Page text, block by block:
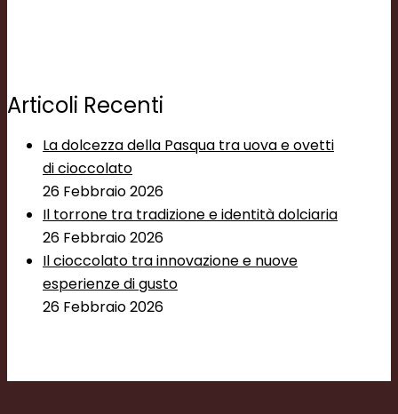
Articoli Recenti
La dolcezza della Pasqua tra uova e ovetti
di cioccolato
26 Febbraio 2026
Il torrone tra tradizione e identità dolciaria
26 Febbraio 2026
Il cioccolato tra innovazione e nuove
esperienze di gusto
26 Febbraio 2026